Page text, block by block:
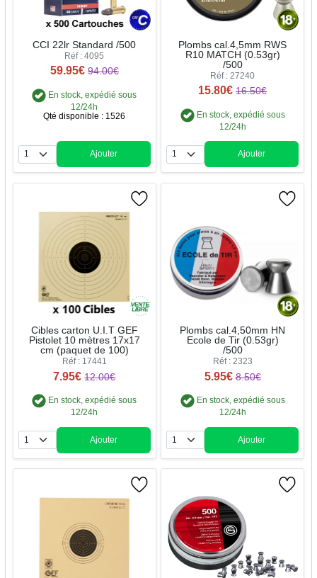
CCI 22lr Standard /500
Réf : 4095
59.95€ 94.00€
En stock, expédié sous
12/24h
Qté disponible : 1526
Quantité
Ajouter
Plombs cal.4,5mm RWS
R10 MATCH (0.53gr)
/500
Réf : 27240
15.80€ 16.50€
En stock, expédié sous
12/24h
Quantité
Ajouter
Cibles carton U.I.T GEF
Pistolet 10 mètres 17x17
cm (paquet de 100)
Réf : 17441
7.95€ 12.00€
En stock, expédié sous
12/24h
Quantité
Ajouter
Plombs cal.4,50mm HN
Ecole de Tir (0.53gr)
/500
Réf : 2323
5.95€ 8.50€
En stock, expédié sous
12/24h
Quantité
Ajouter